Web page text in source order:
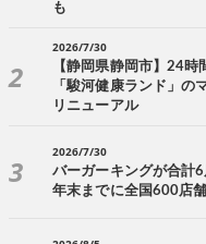
も
2026/7/30
【静岡県静岡市】24
「駿河健康ランド」の
リニューアル
2026/7/30
バーガーキングが合計
年末までに全国600店